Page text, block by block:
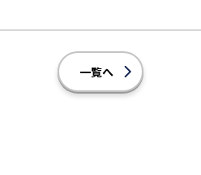
一覧へ